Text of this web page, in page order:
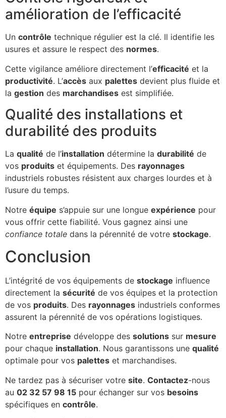
amélioration de l’efficacité
Un contrôle technique régulier est la clé. Il identifie les
usures et assure le respect des normes.
Cette vigilance améliore directement l’efficacité et la
productivité. L’accès aux palettes devient plus fluide et
la gestion des marchandises est simplifiée.
Qualité des installations et
durabilité des produits
La qualité de l’installation détermine la durabilité de
vos produits et équipements. Des rayonnages
industriels robustes résistent aux charges lourdes et à
l’usure du temps.
Notre équipe s’appuie sur une longue expérience pour
vous offrir cette fiabilité. Vous gagnez ainsi une
confiance totale dans la pérennité de votre stockage.
Conclusion
L’intégrité de vos équipements de stockage influence
directement la sécurité de vos équipes et la protection
de vos produits. Des rayonnages industriels conformes
assurent la pérennité de vos opérations logistiques.
Notre entreprise développe des solutions sur mesure
pour chaque installation. Nous garantissons une qualité
optimale pour vos palettes et marchandises.
Ne tardez pas à sécuriser votre site. Contactez-nous
au 02 32 57 98 15 pour échanger sur vos besoins
spécifiques en contrôle.